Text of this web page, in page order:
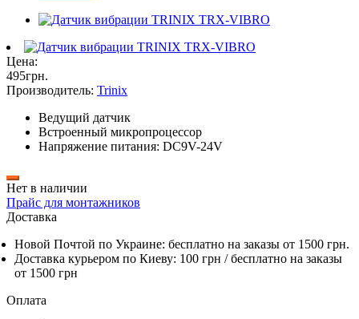
Цена:
495грн.
Производитель: Trinix
Ведущий датчик
Встроенный микропроцессор
Напряжение питания: DC9V-24V
Нет в наличии
Прайс для монтажников
Доставка
Новой Почтой по Украине: бесплатно на заказы от 1500 грн.
Доставка курьером по Киеву: 100 грн /бесплатно на заказы
от 1500 грн
Оплата